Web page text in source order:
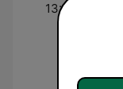
13:00 - 16:00